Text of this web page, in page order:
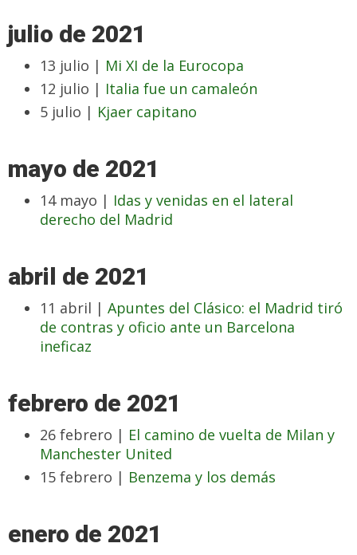
julio de 2021
13 julio | Mi XI de la Eurocopa
12 julio | Italia fue un camaleón
5 julio | Kjaer capitano
mayo de 2021
14 mayo | Idas y venidas en el lateral
derecho del Madrid
abril de 2021
11 abril | Apuntes del Clásico: el Madrid tiró
de contras y oficio ante un Barcelona
ineficaz
febrero de 2021
26 febrero | El camino de vuelta de Milan y
Manchester United
15 febrero | Benzema y los demás
enero de 2021